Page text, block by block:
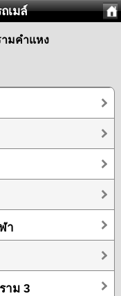
เมล์
มคำแหง
า
าม 3